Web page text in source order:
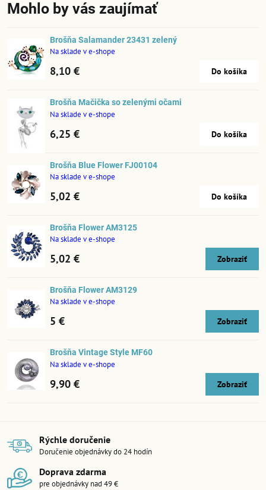
Mohlo by vás zaujímať
Brošňa Salamander 23431 zelený
Na sklade v e-shope
8,10 € Do košíka
Brošňa Mačička so zelenými očami
Na sklade v e-shope
6,25 € Do košíka
Brošňa Blue Flower FJ00104
Na sklade v e-shope
5,02 € Do košíka
Brošňa Flower AM3125
Na sklade v e-shope
5,02 € Zobraziť
Brošňa Flower AM3129
Na sklade v e-shope
5 € Zobraziť
Brošňa Vintage Style MF60
Na sklade v e-shope
9,90 € Zobraziť
Rýchle doručenie
Doručenie objednávky do 24 hodín
Doprava zdarma
pre objednávky nad 49 €